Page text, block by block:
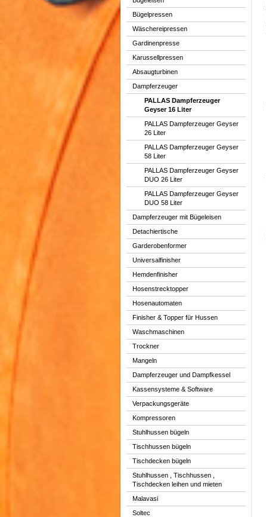
Bügelpressen
Wäschereipressen
Gardinenpresse
Karussellpressen
Absaugturbinen
Dampferzeuger
PALLAS Dampferzeuger
Geyser 16 Liter
PALLAS Dampferzeuger Geyser
26 Liter
PALLAS Dampferzeuger Geyser
58 Liter
PALLAS Dampferzeuger Geyser
DUO 26 Liter
PALLAS Dampferzeuger Geyser
DUO 58 Liter
Dampferzeuger mit Bügeleisen
Detachiertische
Garderobenformer
Universalfinisher
Hemdenfinisher
Hosenstrecktopper
Hosenautomaten
Finisher & Topper für Hussen
Waschmaschinen
Trockner
Mangeln
Dampferzeuger und Dampfkessel
Kassensysteme & Software
Verpackungsgeräte
Kompressoren
Stuhlhussen bügeln
Tischhussen bügeln
Tischdecken bügeln
Stuhlhussen , Tischhussen ,
Tischdecken leihen und mieten
Malavasi
Soltec